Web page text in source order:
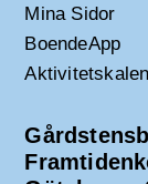
Mina Sidor
BoendeApp